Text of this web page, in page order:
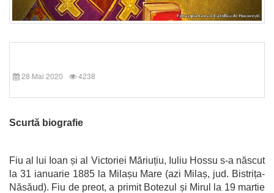
28 Mai 2020 4238
Scurtă biografie
Fiu al lui Ioan și al Victoriei Măriuțiu, Iuliu Hossu s-a născut
la 31 ianuarie 1885 la Milașu Mare (azi Milaș, jud. Bistrița-
Năsăud). Fiu de preot, a primit Botezul și Mirul la 19 martie